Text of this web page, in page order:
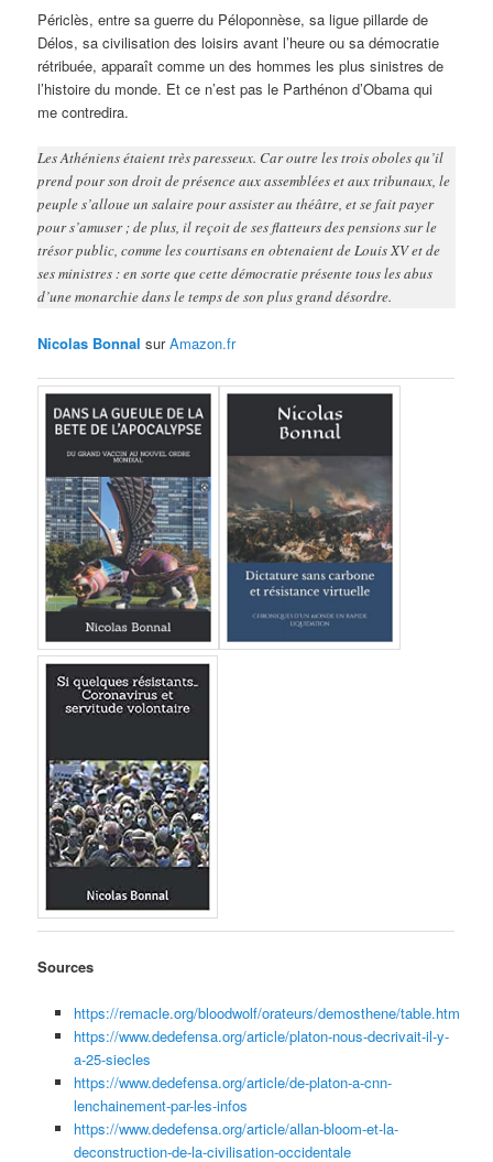
Périclès, entre sa guerre du Péloponnèse, sa ligue pillarde de
Délos, sa civilisation des loisirs avant l’heure ou sa démocratie
rétribuée, apparaît comme un des hommes les plus sinistres de
l’histoire du monde. Et ce n’est pas le Parthénon d’Obama qui
me contredira.
Les Athéniens étaient très paresseux. Car outre les trois oboles qu’il
prend pour son droit de présence aux assemblées et aux tribunaux, le
peuple s’alloue un salaire pour assister au théâtre, et se fait payer
pour s’amuser ; de plus, il reçoit de ses flatteurs des pensions sur le
trésor public, comme les courtisans en obtenaient de Louis XV et de
ses ministres : en sorte que cette démocratie présente tous les abus
d’une monarchie dans le temps de son plus grand désordre.
Nicolas Bonnal surAmazon.fr
Sources
https://remacle.org/bloodwolf/orateurs/demosthene/table.htm
https://www.dedefensa.org/article/platon-nous-decrivait-il-y-
a-25-siecles
https://www.dedefensa.org/article/de-platon-a-cnn-
lenchainement-par-les-infos
https://www.dedefensa.org/article/allan-bloom-et-la-
deconstruction-de-la-civilisation-occidentale